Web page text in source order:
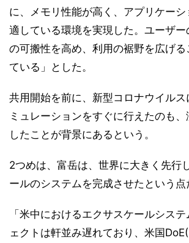
に、メモリ性能が高く、アプリケーシ
適している環境を実現した。ユーザ
の可搬性を高め、利用の裾野を広げる
ている」とした。
共用開始を前に、新型コロナウイル
ミュレーションをすぐに行えたのも
したことが背景にあるという。
2つめは、富岳は、世界に大きく先行
ールのシステムを完成させたという点
「米中におけるエクサスケールシス
ェクトは軒並み遅れており、米国